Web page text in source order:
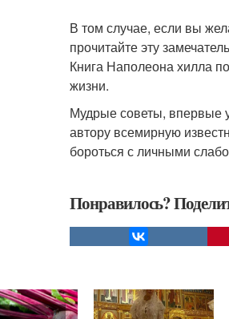
В том случае, если вы
прочитайте эту
Книга Наполеона хилла
жизни.
Мудрые советы, впервые
автору всемирную
бороться с личными
Понравилось?